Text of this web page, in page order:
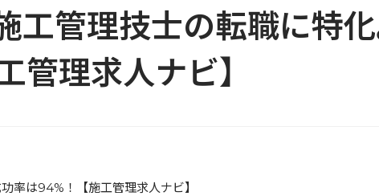
工管理技士の転職に特
管理求人ナビ】
率は94%！【施工管理求人ナビ】